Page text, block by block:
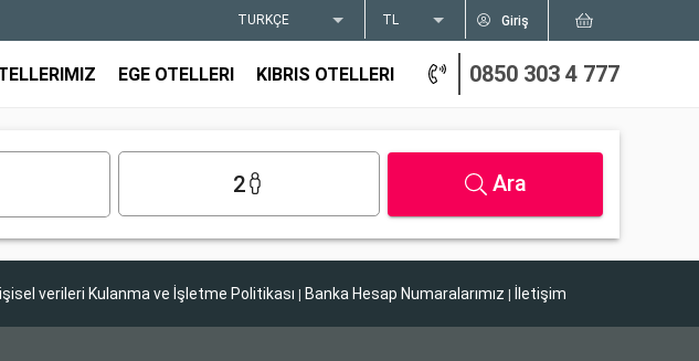
TÜRKÇE TL Giriş
EGE OTELLERI KIBRIS OTELLERI 0850 303 4 777
2 Ara
verileri Kulanma ve İşletme Politikası | Banka Hesap Numaralarımız | İletişim